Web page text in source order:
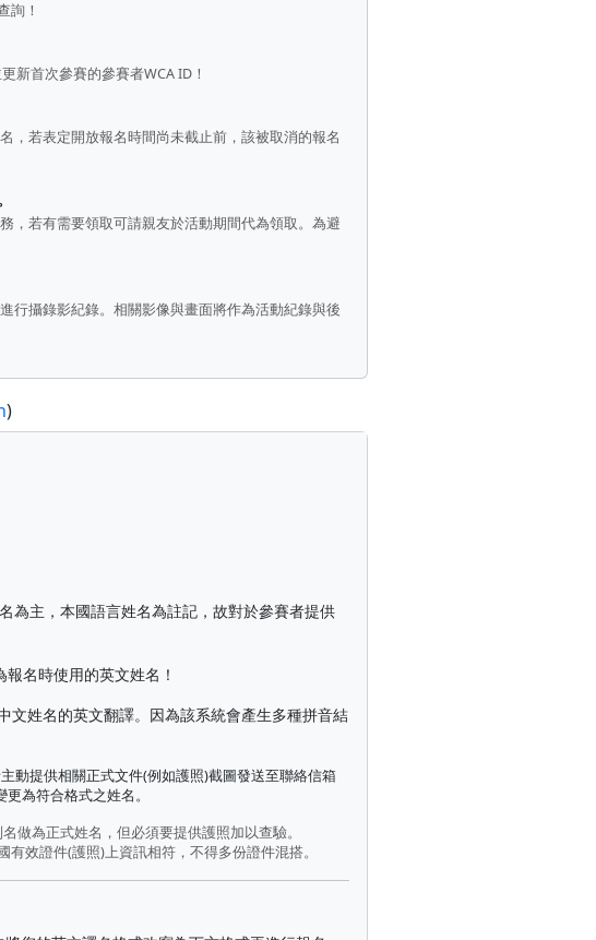
詢！
新首次參賽的參賽者WCA ID！
，若表定開放報名時間尚未截止前，該被取消的報名
，若有需要領取可請親友於活動期間代為領取。為避
行攝錄影紀錄。相關影像與畫面將作為活動紀錄與後
)
為主，本國語言姓名為註記，故對於參賽者提供
名時使用的英文姓名！
文姓名的英文翻譯。因為該系統會產生多種拼音結
動提供相關正式文件(例如護照)截圖發送至聯絡信箱
為符合格式之姓名。
為正式姓名，但必須要提供護照加以查驗。
效證件(護照)上資訊相符，不得多份證件混搭。